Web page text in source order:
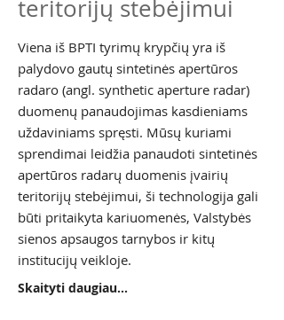
teritorijų stebėjimui
Viena iš BPTI tyrimų krypčių yra iš
palydovo gautų sintetinės apertūros
radaro (angl. synthetic aperture radar)
duomenų panaudojimas kasdieniams
uždaviniams spręsti. Mūsų kuriami
sprendimai leidžia panaudoti sintetinės
apertūros radarų duomenis įvairių
teritorijų stebėjimui, ši technologija gali
būti pritaikyta kariuomenės, Valstybės
sienos apsaugos tarnybos ir kitų
institucijų veikloje.
Skaityti daugiau...